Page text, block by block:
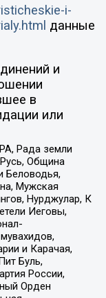
i-
данные
и
в
или
Рада земли
Община
Беловодья,
Мужская
Нурджулар, К
Иеговы,
и Карачая,
Буль,
России,
Орден